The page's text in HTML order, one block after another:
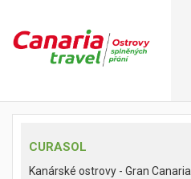
CURASOL
Kanárské ostrovy - Gran Canaria